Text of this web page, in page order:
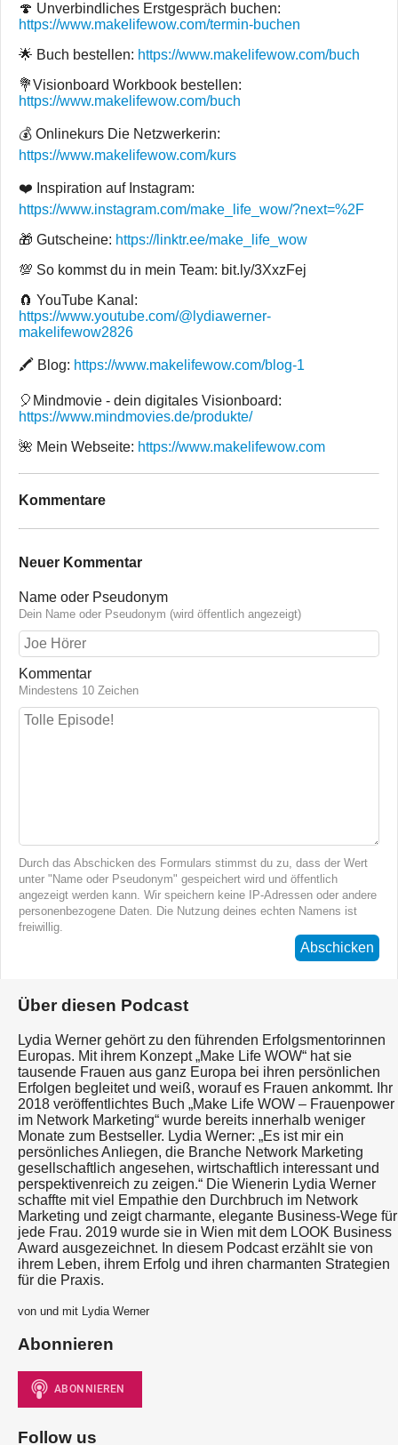
🍄 Unverbindliches Erstgespräch buchen:
https://www.makelifewow.com/termin-buchen
🌟 Buch bestellen: https://www.makelifewow.com/buch
💐Visionboard Workbook bestellen:
https://www.makelifewow.com/buch
💰 Onlinekurs Die Netzwerkerin:
https://www.makelifewow.com/kurs
❤️ Inspiration auf Instagram:
https://www.instagram.com/make_life_wow/?next=%2F
🎁 Gutscheine: https://linktr.ee/make_life_wow
💯 So kommst du in mein Team: bit.ly/3XxzFej
🧲 YouTube Kanal:
https://www.youtube.com/@lydiawerner-
makelifewow2826
🖍 Blog: https://www.makelifewow.com/blog-1
🎈Mindmovie - dein digitales Visionboard:
https://www.mindmovies.de/produkte/
🌺 Mein Webseite: https://www.makelifewow.com
Kommentare
Neuer Kommentar
Name oder Pseudonym
Dein Name oder Pseudonym (wird öffentlich angezeigt)
Kommentar
Mindestens 10 Zeichen
Durch das Abschicken des Formulars stimmst du zu, dass der Wert
unter "Name oder Pseudonym" gespeichert wird und öffentlich
angezeigt werden kann. Wir speichern keine IP-Adressen oder andere
personenbezogene Daten. Die Nutzung deines echten Namens ist
freiwillig.
Abschicken
Über diesen Podcast
Lydia Werner gehört zu den führenden Erfolgsmentorinnen
Europas. Mit ihrem Konzept „Make Life WOW“ hat sie
tausende Frauen aus ganz Europa bei ihren persönlichen
Erfolgen begleitet und weiß, worauf es Frauen ankommt. Ihr
2018 veröffentlichtes Buch „Make Life WOW – Frauenpower
im Network Marketing“ wurde bereits innerhalb weniger
Monate zum Bestseller. Lydia Werner: „Es ist mir ein
persönliches Anliegen, die Branche Network Marketing
gesellschaftlich angesehen, wirtschaftlich interessant und
perspektivenreich zu zeigen.“ Die Wienerin Lydia Werner
schaffte mit viel Empathie den Durchbruch im Network
Marketing und zeigt charmante, elegante Business-Wege für
jede Frau. 2019 wurde sie in Wien mit dem LOOK Business
Award ausgezeichnet. In diesem Podcast erzählt sie von
ihrem Leben, ihrem Erfolg und ihren charmanten Strategien
für die Praxis.
von und mit Lydia Werner
Abonnieren
Follow us